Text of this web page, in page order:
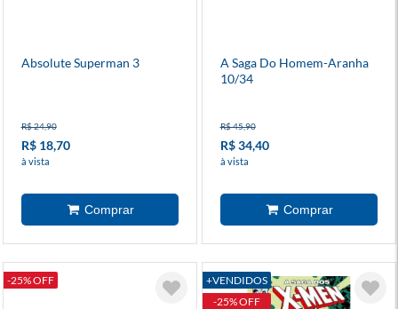
Absolute Superman 3
R$ 24,90
R$ 18,70
à vista
A Saga Do Homem-Aranha
10/34
R$ 45,90
R$ 34,40
à vista
-25% OFF
+VENDIDOS
-25% OFF